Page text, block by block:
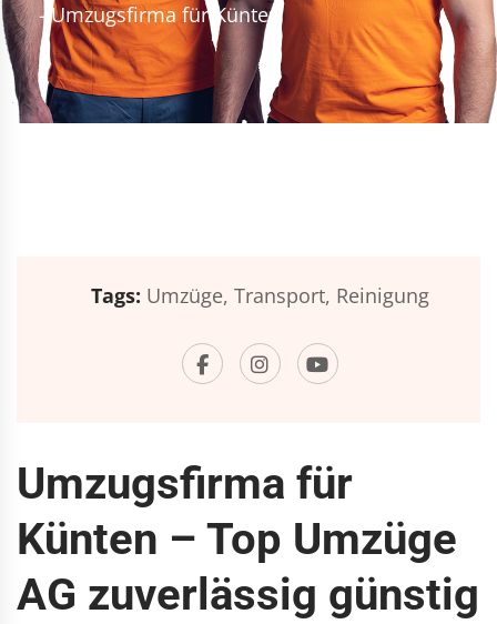
- Umzugsfirma für Künten
Tags: Umzüge, Transport, Reinigung
Umzugsfirma für
Künten – Top Umzüge
AG zuverlässig günstig